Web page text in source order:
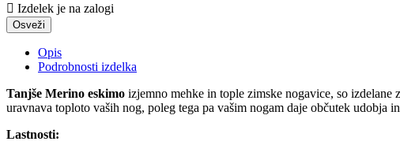
 Izdelek je na zalogi
Opis
Podrobnosti izdelka
Tanjše Merino eskimo izjemno mehke in tople zimske nogavice, so izdelane
uravnava toploto vaših nog, poleg tega pa vašim nogam daje občutek udobja
Lastnosti: